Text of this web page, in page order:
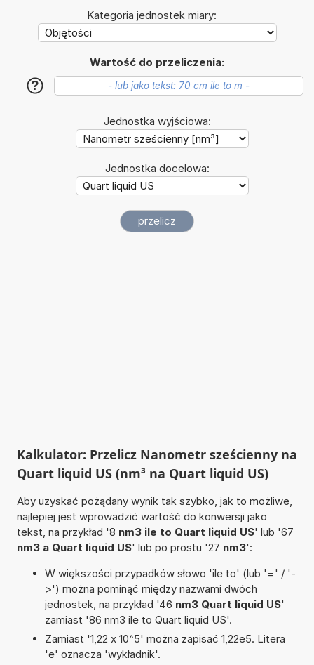
Kategoria jednostek miary:
Wartość do przeliczenia:
?
Jednostka wyjściowa:
Jednostka docelowa:
Kalkulator: Przelicz Nanometr sześcienny na
Quart liquid US (nm³ na Quart liquid US)
Aby uzyskać pożądany wynik tak szybko, jak to możliwe,
najlepiej jest wprowadzić wartość do konwersji jako
tekst, na przykład '8 nm3 ile to Quart liquid US' lub '67
nm3 a Quart liquid US' lub po prostu '27 nm3':
W większości przypadków słowo 'ile to' (lub '=' / '-
>') można pominąć między nazwami dwóch
jednostek, na przykład '46 nm3 Quart liquid US'
zamiast '86 nm3 ile to Quart liquid US'.
Zamiast '1,22 x 10^5' można zapisać 1,22e5. Litera
'e' oznacza 'wykładnik'.